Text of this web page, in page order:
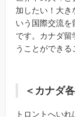
加したい！大き
いう国際交流を
です。カナダ留
うことができる
＜カナダ
トロントへい